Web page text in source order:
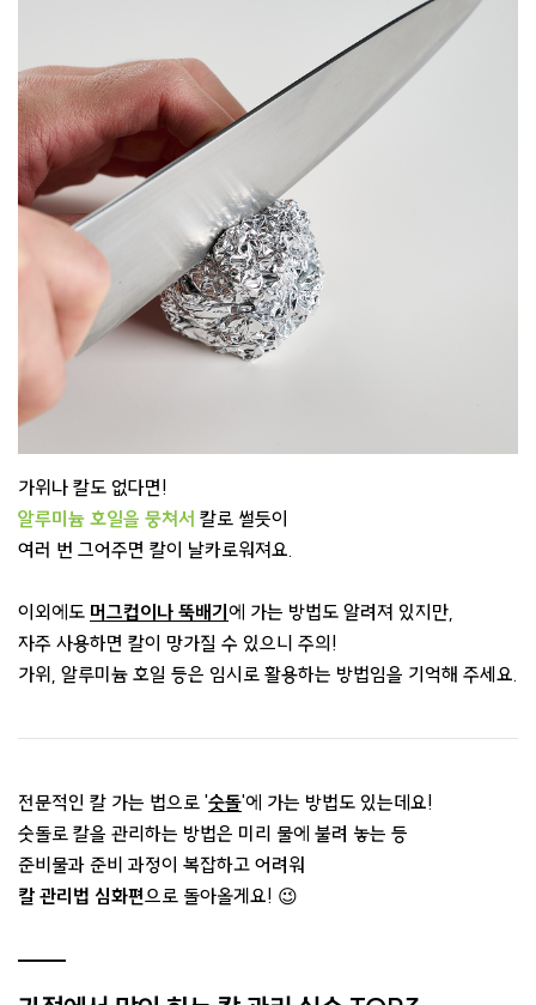
가위나 칼도 없다면!
알루미늄 호일을 뭉쳐서 칼로 썰듯이
여러 번 그어주면 칼이 날카로워져요.
이외에도 머그컵이나 뚝배기 에 가는 방법도 알려져 있지만,
자주 사용하면 칼이 망가질 수 있으니 주의!​
가위, 알루미늄 호일 등은 임시로 활용하는 방법임을 기억해 주세요.
전문적인 칼 가는 법으로 '숫돌'에 가는 방법도 있는데요!
숫돌로 칼을 관리하는 방법은 미리 물에 불려 놓는 등
준비물과 준비 과정이 복잡하고 어려워
칼 관리법 심화편으로 돌아올게요! ​😉